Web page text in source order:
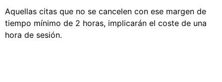
Aquellas citas que no se cancelen con ese margen de
tiempo mínimo de 2 horas, implicarán el coste de una
hora de sesión.